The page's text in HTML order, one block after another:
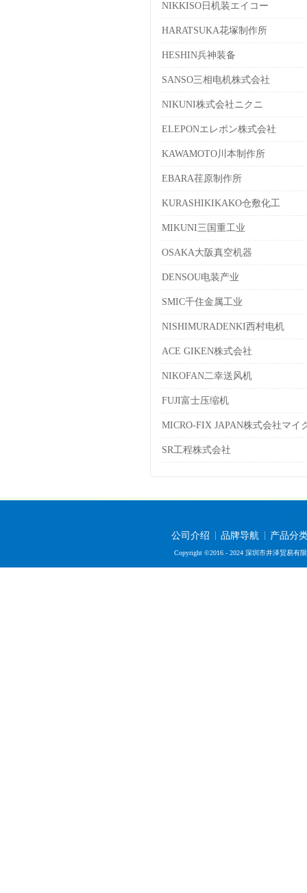
NIKKISO日机装エイコー
HARATSUKA花塚制作所
HESHIN兵神装备
SANSO三相电机株式会社
NIKUNI株式会社ニクニ
ELEPONエレポン株式会社
KAWAMOTO川本制作所
EBARA荏原制作所
KURASHIKIKAKO仓敷化工
MIKUNI三国重工业
OSAKA大阪真空机器
DENSOU电装产业
SMIC千住金属工业
NISHIMURADENKI西村电机
ACE GIKEN株式会社
NIKOFAN二幸送风机
FUJI富士压缩机
MICRO-FIX JAPAN株式会社マイ
SR工程株式会社
公司介绍 品牌导航 产品分
Copyright ©2016 - 2024 深圳市井泽贸易有